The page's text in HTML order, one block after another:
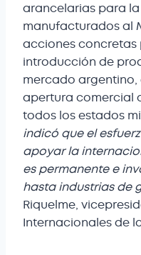
arancelarias para
manufacturados al
acciones concretas
introducción de
mercado
apertura comercial
todos los estados
indicó que el
apoyar la
es permanente e
hasta industrias de
Riquelme,
Internacionales de la